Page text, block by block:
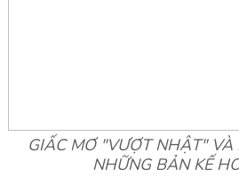
GIẤC MƠ "VƯỢT NHẬT" VÀ
NHỮNG BẢN KẾ